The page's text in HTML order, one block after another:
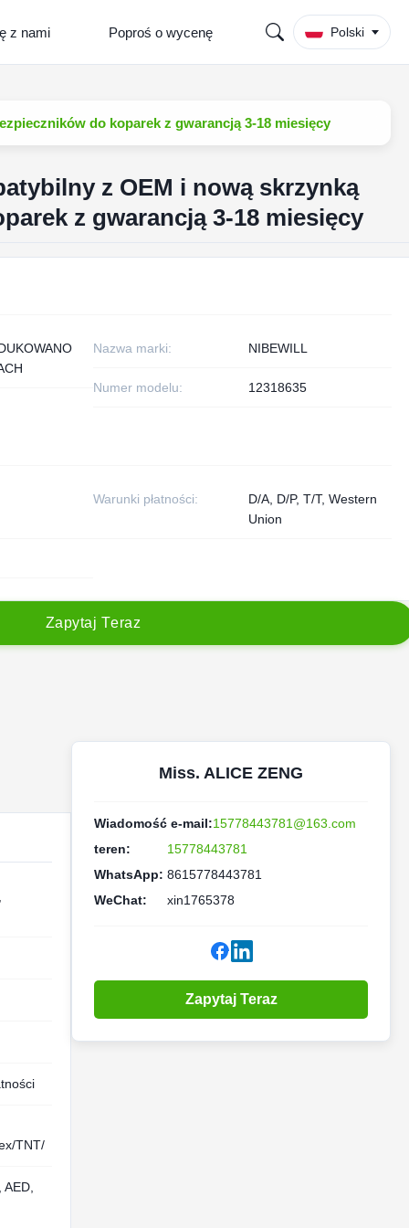
z nami Poproś o wycenę Polski
do koparek z gwarancją 3-18 miesięcy
z OEM i nową skrzynką
z gwarancją 3-18 miesięcy
Nazwa marki: NIBEWILL
Numer modelu: 12318635
Warunki płatności:
D/A, D/P, T/T, Western
Union
Zapytaj Teraz
TNT/
Miss. ALICE ZENG
Wiadomość e-mail:15778443781@163.com
teren:
15778443781
WhatsApp: 8615778443781
WeChat:
xin1765378
Zapytaj Teraz